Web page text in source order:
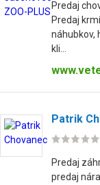
Predaj
Predaj
náhubkov,
kli...
Patrik
Predaj
predaj